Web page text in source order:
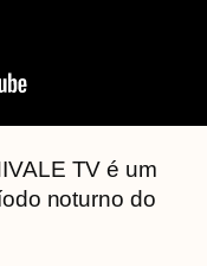
TV é um
noturno do